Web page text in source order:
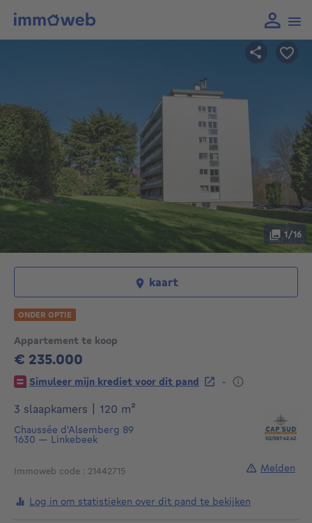
Appartement te koop
€ 235.000
235000€
Simuleer mijn krediet voor dit pand
-
3 slaapkamers
120 m²
Chaussée d'Alsemberg 89
1630 — Linkebeek
Immoweb code : 21442715
1/16
kaart
ONDER OPTIE
Log in om statistieken over dit pand te bekijken
Melden